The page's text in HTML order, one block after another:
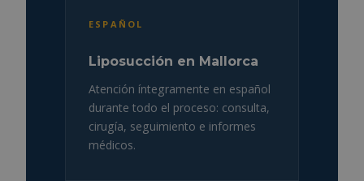
ESPAÑOL
Liposucción en Mallorca
Atención íntegramente en español
durante todo el proceso: consulta,
cirugía, seguimiento e informes
médicos.